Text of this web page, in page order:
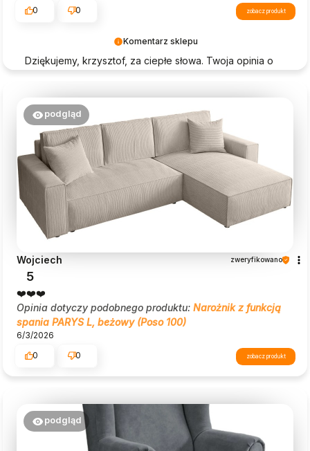
Komentarz sklepu
Dziękujemy, krzysztof, za ciepłe słowa. Twoja opinia o
0
0 zobacz produkt
podgląd
Wojciech zweryfikowano
5
❤️❤️❤️
Opinia dotyczy podobnego produktu: Narożnik z funkcją
spania PARYS L, beżowy (Poso 100)
6/3/2026
0
0 zobacz produkt
podgląd